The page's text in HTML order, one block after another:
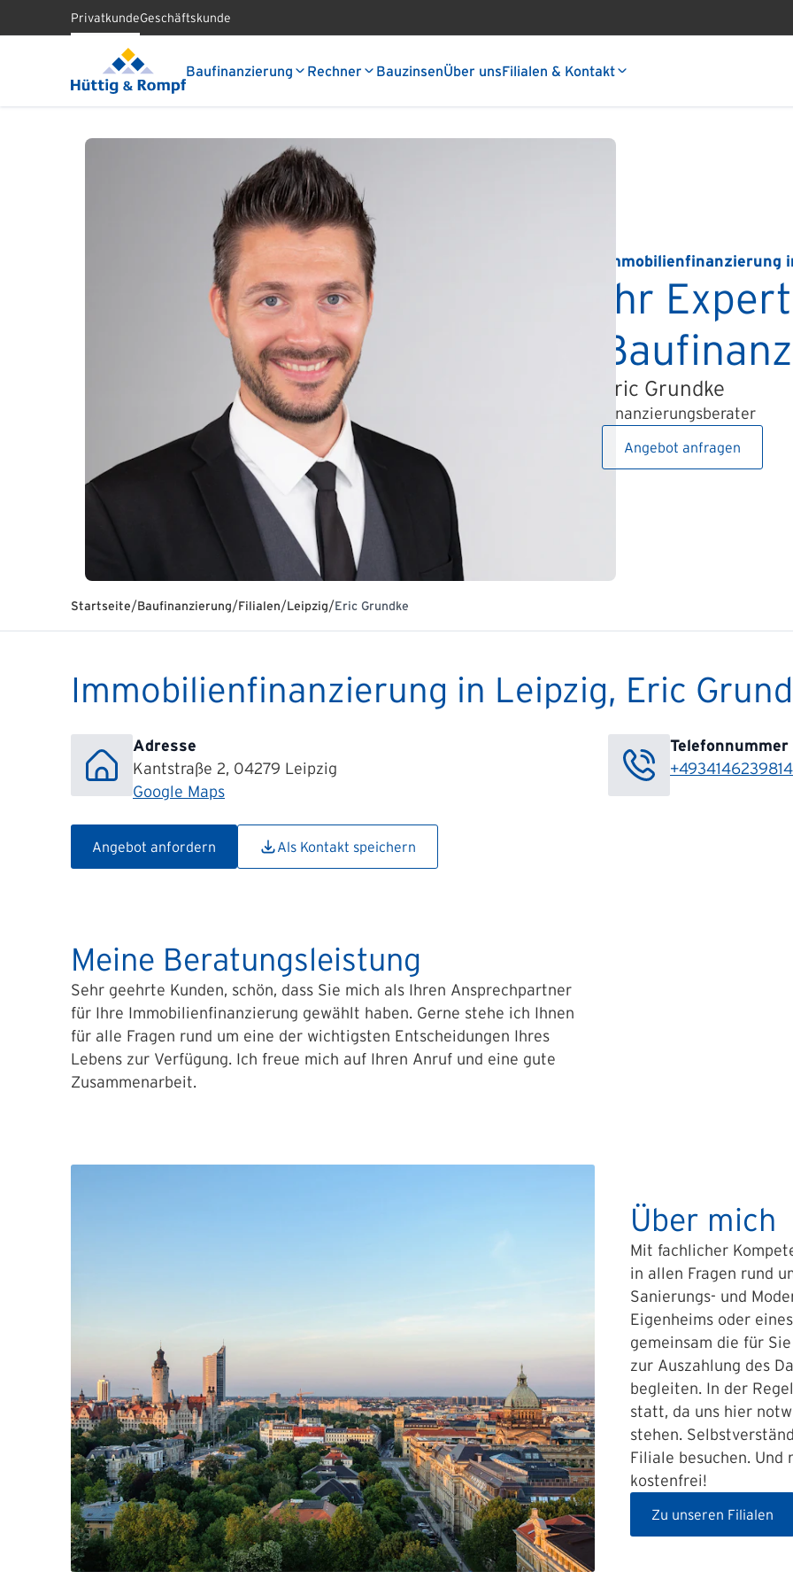
PrivatkundeGeschäftskunde
Baufinanzierung Rechner BauzinsenÜber unsFilialen & Kontakt
Immobilienfinanzierung
Ihr
Eric Grundke
Finanzierungsberater
Angebot anfragen
Startseite/Baufinanzierung/Filialen/Leipzig/Eric Grundke
Immobilienfinanzierung in Leipzig, Eric
Adresse
Kantstraße 2, 04279 Leipzig
Google Maps
Telefonnummer
+4934146239814
Angebot anfordern Als Kontakt speichern
Meine Beratungsleistung
Sehr geehrte Kunden, schön, dass Sie mich als Ihren Ansprechpartner
für Ihre Immobilienfinanzierung gewählt haben. Gerne stehe ich Ihnen
für alle Fragen rund um eine der wichtigsten Entscheidungen Ihres
Lebens zur Verfügung. Ich freue mich auf Ihren Anruf und eine gute
Zusammenarbeit.
Über mich
Mit fachlicher
in allen Fragen rund
Sanierungs- und
Eigenheims oder
gemeinsam die für
zur Auszahlung des
begleiten. In der
statt, da uns hier
stehen.
Filiale besuchen. Und
kostenfrei!
Zu unseren Filialen